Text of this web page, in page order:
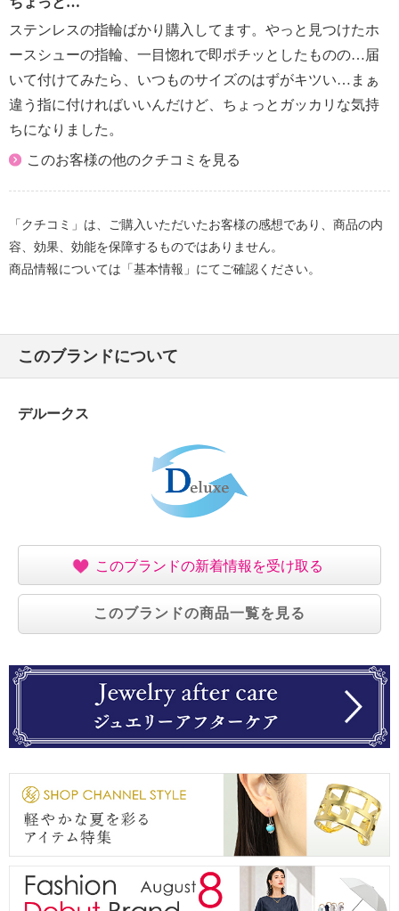
ステンレスの指輪ばかり購入してます。やっと見つけたホ
ースシューの指輪、一目惚れで即ポチッとしたものの…届
いて付けてみたら、いつものサイズのはずがキツい…まぁ
違う指に付ければいいんだけど、ちょっとガッカリな気持
ちになりました。
このお客様の他のクチコミを見る
「クチコミ」は、ご購入いただいたお客様の感想であり、商品の内
容、効果、効能を保障するものではありません。
商品情報については「基本情報」にてご確認ください。
このブランドについて
デルークス
このブランドの新着情報を受け取る
このブランドの商品一覧を見る